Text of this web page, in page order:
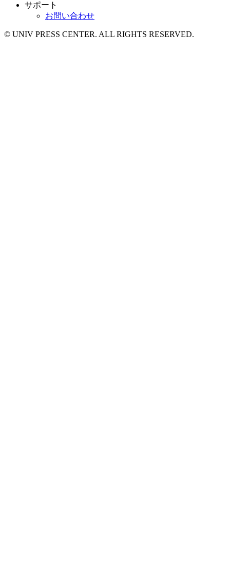
サポート
お問い合わせ
© UNIV PRESS CENTER. ALL RIGHTS RESERVED.